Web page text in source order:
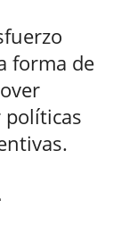
forma de
políticas